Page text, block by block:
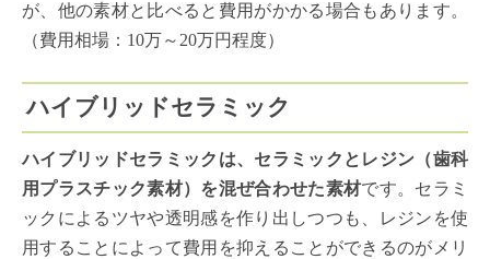
が、他の素材と比べると費用がかかる場合もあります。
（費用相場：10万～20万円程度）
ハイブリッドセラミック
ハイブリッドセラミックは、セラミックとレジン（歯科
用プラスチック素材）を混ぜ合わせた素材です。セラミ
ックによるツヤや透明感を作り出しつつも、レジンを使
用することによって費用を抑えることができるのがメリ